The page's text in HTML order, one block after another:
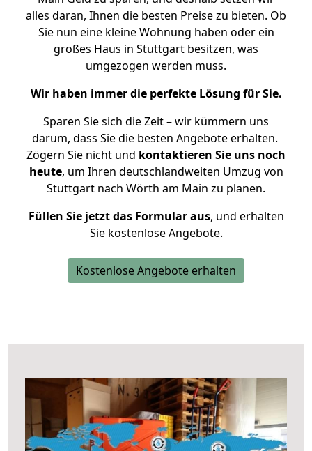
alles daran, Ihnen die besten Preise zu bieten. Ob
Sie nun eine kleine Wohnung haben oder ein
großes Haus in Stuttgart besitzen, was
umgezogen werden muss.
Wir haben immer die perfekte Lösung für Sie.
Sparen Sie sich die Zeit – wir kümmern uns
darum, dass Sie die besten Angebote erhalten.
Zögern Sie nicht und kontaktieren Sie uns noch
heute, um Ihren deutschlandweiten Umzug von
Stuttgart nach Wörth am Main zu planen.
Füllen Sie jetzt das Formular aus, und erhalten
Sie kostenlose Angebote.
Kostenlose Angebote erhalten